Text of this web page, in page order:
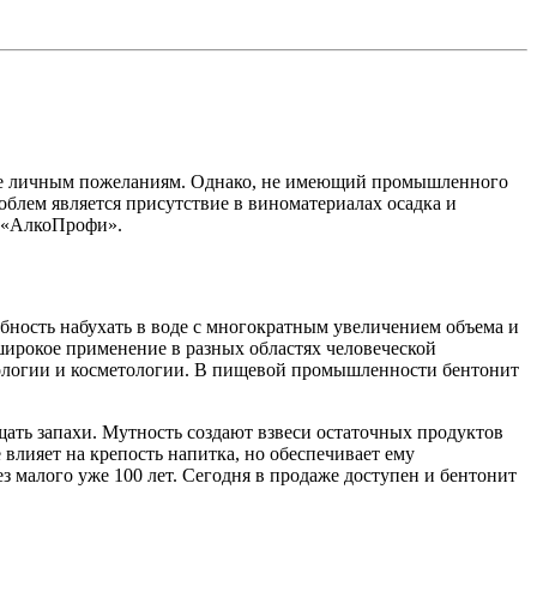
личным пожеланиям. Однако, не имеющий промышленного
является присутствие в виноматериалах осадка и
«АлкоПрофи».
набухать в воде с многократным увеличением объема и
применение в разных областях человеческой
и косметологии. В пищевой промышленности бентонит
запахи. Мутность создают взвеси остаточных продуктов
на крепость напитка, но обеспечивает ему
малого уже 100 лет. Сегодня в продаже доступен и бентонит